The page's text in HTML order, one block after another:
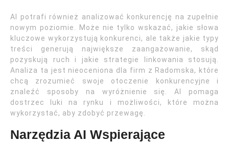
AI potrafi również analizować konkurencję na zupełnie
nowym poziomie. Może nie tylko wskazać, jakie słowa
kluczowe wykorzystują konkurenci, ale także jakie typy
treści generują największe zaangażowanie, skąd
pozyskują ruch i jakie strategie linkowania stosują.
Analiza ta jest nieoceniona dla firm z Radomska, które
chcą zrozumieć swoje otoczenie konkurencyjne i
znaleźć sposoby na wyróżnienie się. AI pomaga
dostrzec luki na rynku i możliwości, które można
wykorzystać, aby zdobyć przewagę.
Narzędzia AI Wspierające